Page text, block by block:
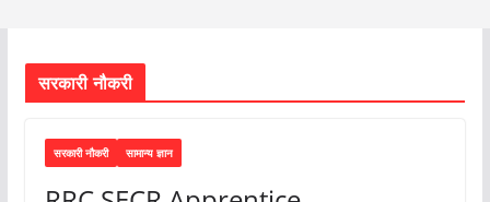
सरकारी नौकरी
सरकारी नौकरी सामान्य ज्ञान